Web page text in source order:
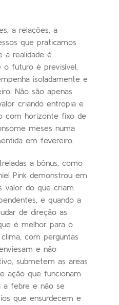
a relações, a
que praticamos
a realidade é
o futuro é previsível,
isoladamente e
Não são apenas
criando entropia e
com horizonte fixo de
meses numa
em fevereiro.
a bônus, como
Pink demonstrou em
valor do que criam
e quando a
de direção as
é melhor para o
com perguntas
e não
submetem as áreas
ação que funcionam
a febre e não se
que ensurdecem e